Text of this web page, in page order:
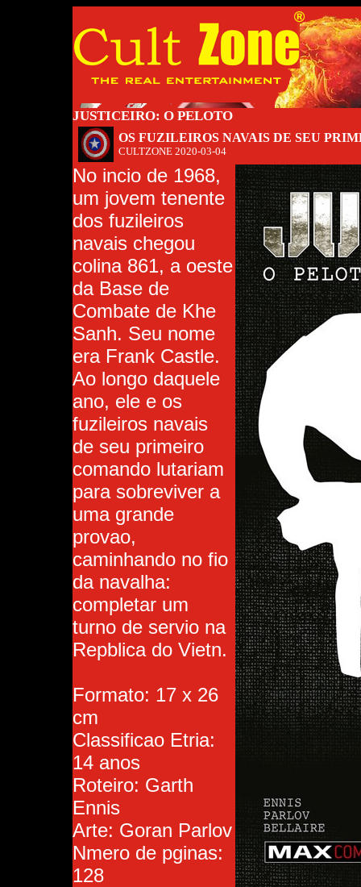
JUSTICEIRO: O PELOTO
OS FUZILEIROS NAVAIS DE SEU
CULTZONE 2020-03-04
No incio de 1968,
um jovem tenente
dos fuzileiros
navais chegou
colina 861, a oeste
da Base de
Combate de Khe
Sanh. Seu nome
era Frank Castle.
Ao longo daquele
ano, ele e os
fuzileiros navais
de seu primeiro
comando lutariam
para sobreviver a
uma grande
provao,
caminhando no fio
da navalha:
completar um
turno de servio na
Repblica do Vietn.
Formato: 17 x 26
cm
Classificao Etria:
14 anos
Roteiro: Garth
Ennis
Arte: Goran Parlov
Nmero de pginas:
128